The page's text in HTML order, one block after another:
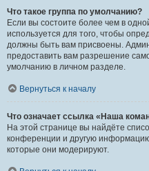
Что такое группа по умолчанию?
Если вы состоите более чем в
используется для того, чтобы
должны быть вам присвоены.
предоставить вам разрешение
умолчанию в личном разделе.
Вернуться к началу
Что означает ссылка «Наша
На этой странице вы найдёте
конференции и другую
которые они модерируют.